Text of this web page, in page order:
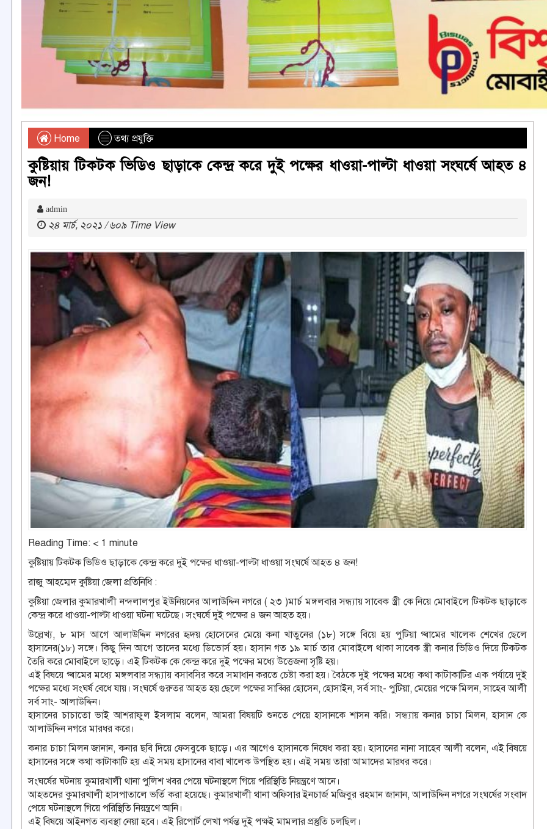
Home তথ্য প্রযুক্তি
কুষ্টিয়ায় টিকটক ভিডিও ছাড়াকে কেন্দ্র করে দুই পক্ষের ধাওয়া-পাল্টা ধাওয়া সংঘর্ষে আহত ৪
জন!
admin
২৪ মার্চ, ২০২১ / ৬০৯ Time View
Reading Time: < 1 minute
কুষ্টিয়ায় টিকটক ভিডিও ছাড়াকে কেন্দ্র করে দুই পক্ষের ধাওয়া-পাল্টা ধাওয়া সংঘর্ষে আহত ৪ জন!
রাজু আহম্মেদ কুষ্টিয়া জেলা প্রতিনিধি :
কুষ্টিয়া জেলার কুমারখালী নন্দলালপুর ইউনিয়নের আলাউদ্দিন নগরে ( ২৩ )মার্চ মঙ্গলবার সন্ধ্যায় সাবেক স্ত্রী কে নিয়ে মোবাইলে টিকটক ছাড়াকে
কেন্দ্র করে ধাওয়া-পাল্টা ধাওয়া ঘটনা ঘটেছে। সংঘর্ষে দুই পক্ষের ৪ জন আহত হয়।
উল্লেখ্য, ৮ মাস আগে আলাউদ্দিন নগরের হৃদয় হোসেনের মেয়ে কনা খাতুনের (১৮) সঙ্গে বিয়ে হয় পুটিয়া গ্ৰামের খালেক শেখের ছেলে
হাসানের(১৮) সঙ্গে। কিছু দিন আগে তাদের মধ্যে ডিভোর্স হয়। হাসান গত ১৯ মার্চ তার মোবাইলে থাকা সাবেক স্ত্রী কনার ভিডিও দিয়ে টিকটক
তৈরি করে মোবাইলে ছাড়ে। এই টিকটক কে কেন্দ্র করে দুই পক্ষের মধ্যে উত্তেজনা সৃষ্টি হয়।
এই বিষয়ে গ্ৰামের মধ্যে মঙ্গলবার সন্ধ্যায় বসাবসির করে সমাধান করতে চেষ্টা করা হয়। বৈঠকে দুই পক্ষের মধ্যে কথা কাটাকাটির এক পর্যায়ে দুই
পক্ষের মধ্যে সংঘর্ষ বেধে যায়। সংঘর্ষে গুরুতর আহত হয় ছেলে পক্ষের সাব্বির হোসেন, হোসাইন, সর্ব সাং- পুটিয়া, মেয়ের পক্ষে মিলন, সাহেব আলী
সর্ব সাং- আলাউদ্দিন।
হাসানের চাচাতো ভাই আশরাফুল ইসলাম বলেন, আমরা বিষয়টি শুনতে পেয়ে হাসানকে শাসন করি। সন্ধ্যায় কনার চাচা মিলন, হাসান কে
আলাউদ্দিন নগরে মারধর করে।
কনার চাচা মিলন জানান, কনার ছবি দিয়ে ফেসবুকে ছাড়ে। এর আগেও হাসানকে নিষেধ করা হয়। হাসানের নানা সাহেব আলী বলেন, এই বিষয়ে
হাসানের সঙ্গে কথা কাটাকাটি হয় এই সময় হাসানের বাবা খালেক উপস্থিত হয়। এই সময় তারা আমাদের মারধর করে।
সংঘর্ষের ঘটনায় কুমারখালী থানা পুলিশ খবর পেয়ে ঘটনাস্থলে গিয়ে পরিস্থিতি নিয়ন্ত্রণে আনে।
আহতদের কুমারখালী হাসপাতালে ভর্তি করা হয়েছে। কুমারখালী থানা অফিসার ইনচার্জ মজিবুর রহমান জানান, আলাউদ্দিন নগরে সংঘর্ষের সংবাদ
পেয়ে ঘটনাস্থলে গিয়ে পরিস্থিতি নিয়ন্ত্রণে আনি।
এই বিষয়ে আইনগত ব্যবস্থা নেয়া হবে। এই রিপোর্ট লেখা পর্যন্ত দুই পক্ষই মামলার প্রস্তুতি চলছিল।